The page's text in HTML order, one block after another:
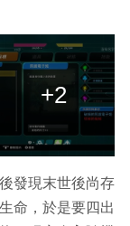
+2
發現末世後尚存
命，於是要四出